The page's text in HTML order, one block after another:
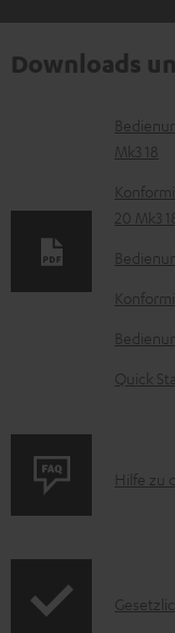
Downloads
D
o
k
u
m
e
t
e
m
u
Mk3 18
20 Mk3
Quick
P
u
Hilfe zu
I